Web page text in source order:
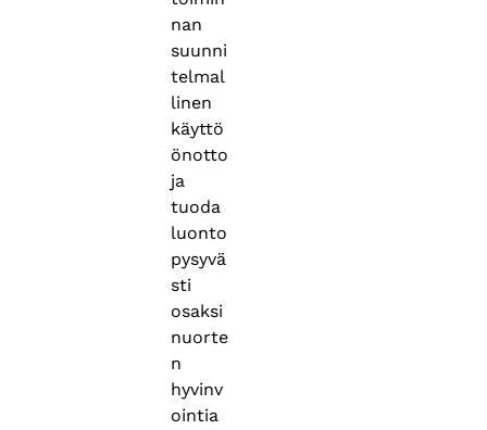
nan
suunni
telmal
linen
käyttö
önotto
ja
tuoda
luonto
pysyvä
sti
osaksi
nuorte
n
hyvinv
ointia